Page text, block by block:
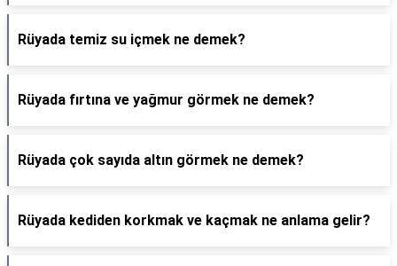
Rüyada temiz su içmek ne demek?
Rüyada fırtına ve yağmur görmek ne demek?
Rüyada çok sayıda altın görmek ne demek?
Rüyada kediden korkmak ve kaçmak ne anlama gelir?